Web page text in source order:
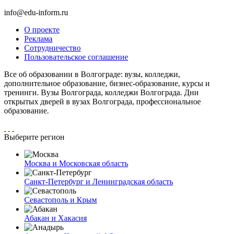
info@edu-inform.ru
О проекте
Реклама
Сотрудничество
Пользовательское соглашение
Все об образовании в Волгограде: вузы, колледжи,
дополнительное образование, бизнес-образование, курсы и
тренинги. Вузы Волгограда, колледжи Волгограда. Дни
открытых дверей в вузах Волгограда, профессиональное
образование.
Выберите регион
Москва и Московская область
Санкт-Петербург и Ленинградская область
Севастополь и Крым
Абакан и Хакасия